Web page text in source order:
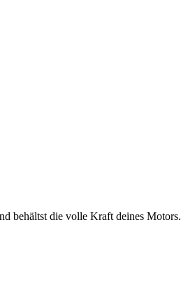
behältst die volle Kraft deines Motors.